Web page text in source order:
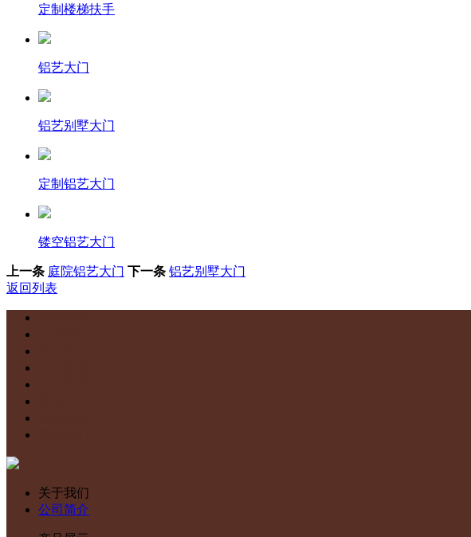
定制楼梯扶手
铝艺大门
铝艺别墅大门
定制铝艺大门
镂空铝艺大门
上一条 庭院铝艺大门 下一条 铝艺别墅大门
返回列表
关于我们
公司简介